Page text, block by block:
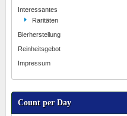
Interessantes
Raritäten
Bierherstellung
Reinheitsgebot
Impressum
Count per Day